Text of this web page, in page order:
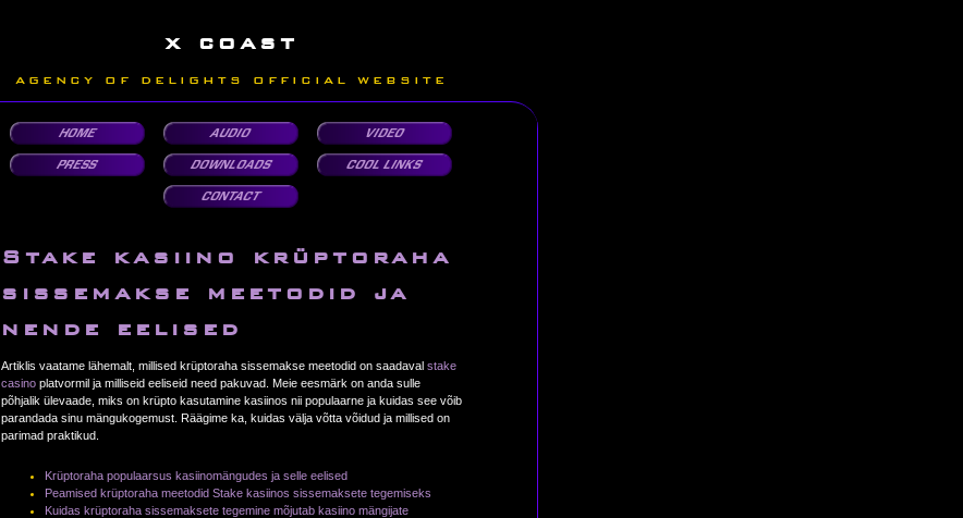
x coast
AGENCY OF DELIGHTS OFFICIAL WEBSITE
HOME AUDIO VIDEO
PRESS DOWNLOADS COOL LINKS
CONTACT
Stake kasiino krüptoraha
sissemakse meetodid ja
nende eelised
Artiklis vaatame lähemalt, millised krüptoraha sissemakse meetodid on saadaval stake
casinoplatvormil ja milliseid eeliseid need pakuvad. Meie eesmärk on anda sulle
põhjalik ülevaade, miks on krüpto kasutamine kasiinos nii populaarne ja kuidas see võib
parandada sinu mängukogemust. Räägime ka, kuidas välja võtta võidud ja millised on
parimad praktikud.
Krüptoraha populaarsus kasiinomängudes ja selle eelised
Peamised krüptoraha meetodid Stake kasiinos sissemaksete tegemiseks
Kuidas krüptoraha sissemaksete tegemine mõjutab kasiino mängijate